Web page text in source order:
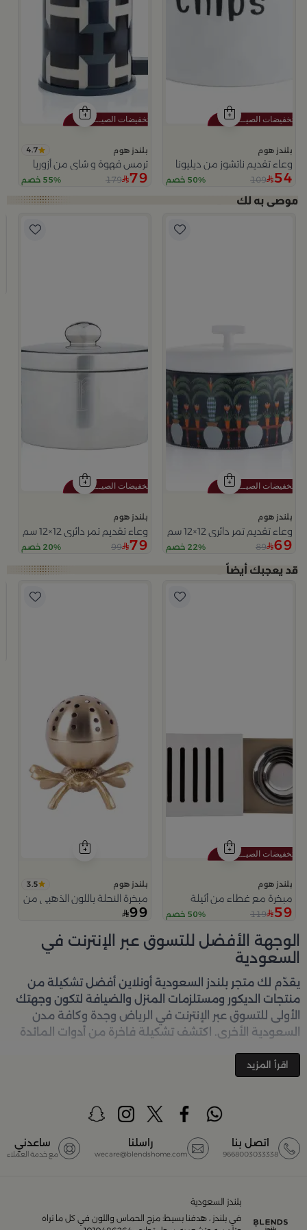
بلندز هوم
وعاء تقديم ناتشوز من ديليونا
54
109 50% خصم
بلندز هوم 4.7
ترمس قهوة و شاي من أزوريا
79
179 55% خصم
بلندز هوم
وعاء تقديم تمر دائري 12×12 سم متعدد الألوان من السيراميك مع غطاء من سيلورا
69
89 22% خصم
بلندز هوم
وعاء تقديم تمر دائري 12×12 سم فضي من الخزف الحجري بغطاء من عسيب
79
99 20% خصم
بلندز هوم
مبخرة مع غطاء من أثيلة
59
119 50% خصم
بلندز هوم 3.5
مبخرة النحلة باللون الذهبي من امارا
99
الوجهة الأفضل للتسوق عبر الإنترنت في
السعودية
يقدّم لك متجر بلندز السعودية أونلاين أفضل تشكيلة من
منتجات الديكور ومستلزمات المنزل والضيافة لتكون وجهتك
الأولى للتسوق عبر الإنترنت في الرياض وجدة وكافة مدن
السعودية الأخرى. اكتشف تشكيلة فاخرة من أدوات المائدة
جمالية على كل زاوية في منزلك – كل ذلك وأكثر في مكان
واحد. تصفّحي الآن عبر الرابط:
أفضل المنتجات والتصاميم في السعودية
منزلك وإضفاء لمسات أناقة. ستجد لدينا كل ما ترغب به من:
اقرأ المزيد
اتصل بنا
9668003033338
راسلنا
wecare@blendshome.com
ساعدني
مع خدمة العملاء
بلندز السعودية
في بلندز ، هدفنا بسيط: مزج الحماس واللون في كل ما تراه